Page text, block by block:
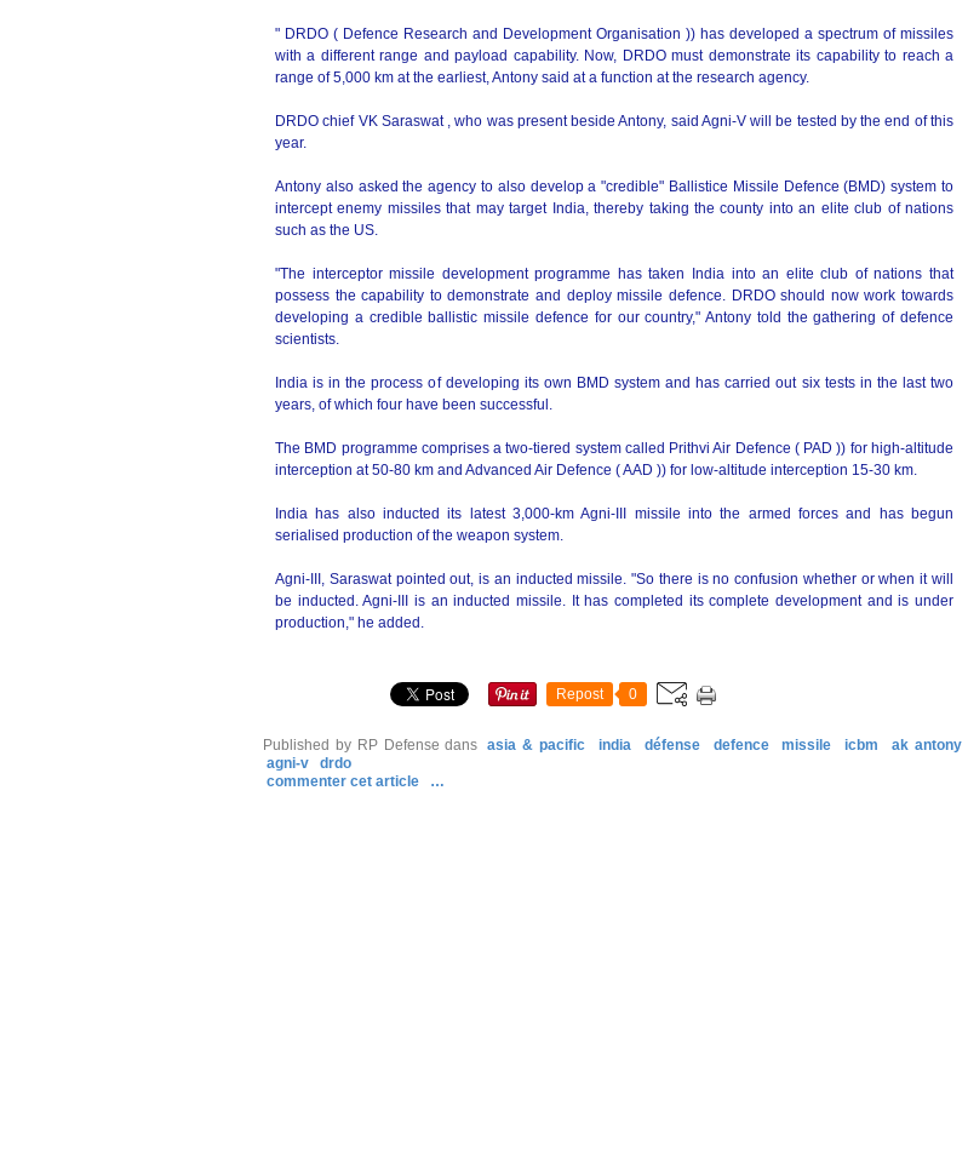
" DRDO ( Defence Research and Development Organisation )) has developed a spectrum of missiles
with a different range and payload capability. Now, DRDO must demonstrate its capability to reach a
range of 5,000 km at the earliest, Antony said at a function at the research agency.
DRDO chief VK Saraswat , who was present beside Antony, said Agni-V will be tested by the end of this
year.
Antony also asked the agency to also develop a "credible" Ballistice Missile Defence (BMD) system to
intercept enemy missiles that may target India, thereby taking the county into an elite club of nations
such as the US.
"The interceptor missile development programme has taken India into an elite club of nations that
possess the capability to demonstrate and deploy missile defence. DRDO should now work towards
developing a credible ballistic missile defence for our country," Antony told the gathering of defence
scientists.
India is in the process of developing its own BMD system and has carried out six tests in the last two
years, of which four have been successful.
The BMD programme comprises a two-tiered system called Prithvi Air Defence ( PAD )) for high-altitude
interception at 50-80 km and Advanced Air Defence ( AAD )) for low-altitude interception 15-30 km.
India has also inducted its latest 3,000-km Agni-III missile into the armed forces and has begun
serialised production of the weapon system.
Agni-III, Saraswat pointed out, is an inducted missile. "So there is no confusion whether or when it will
be inducted. Agni-III is an inducted missile. It has completed its complete development and is under
production," he added.
Repost 0
Published by RP Defense dans asia & pacific india défense defence missile icbm
ak antony
agni-v
drdo
commenter cet article
…